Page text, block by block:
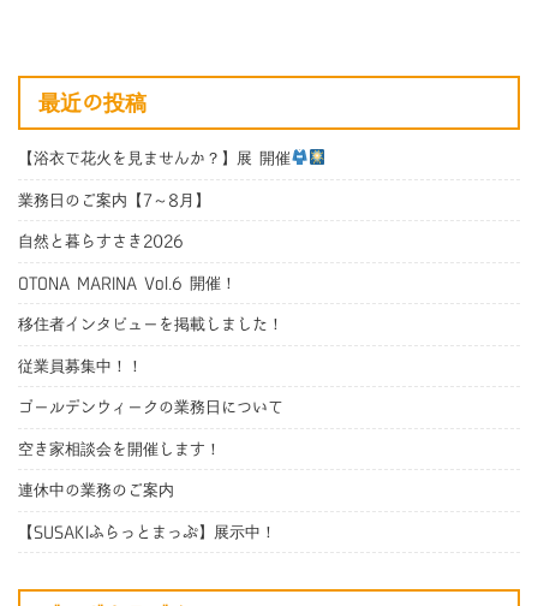
最近の投稿
【浴衣で花火を見ませんか？】展 開催
業務日のご案内【7～8月】
自然と暮らすさき2026
OTONA MARINA Vol.6 開催！
移住者インタビューを掲載しました！
従業員募集中！！
ゴールデンウィークの業務日について
空き家相談会を開催します！
連休中の業務のご案内
【SUSAKIふらっとまっぷ】展示中！